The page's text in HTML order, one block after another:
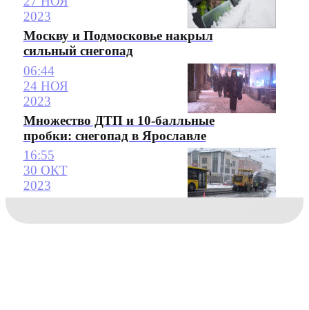
2023
Москву и Подмосковье накрыл
сильный снегопад
06:44
24 НОЯ
2023
Множество ДТП и 10-балльные
пробки: снегопад в Ярославле
16:55
30 ОКТ
2023